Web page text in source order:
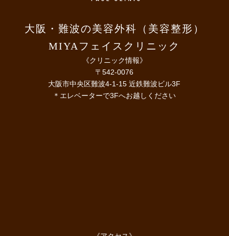
大阪・難波の美容外科（美容整形）
MIYAフェイスクリニック
《クリニック情報》
〒542-0076
大阪市中央区難波4-1-15 近鉄難波ビル3F
＊エレベーターで3Fへお越しください